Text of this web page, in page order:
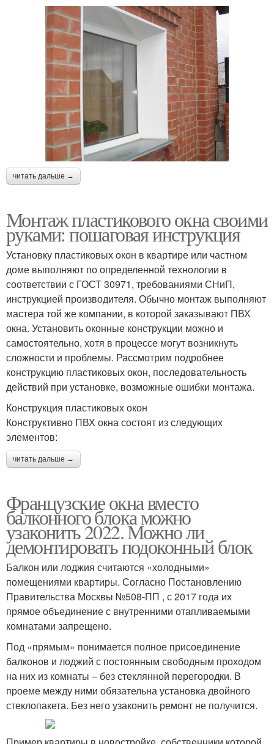
читать дальше →
Монтаж пластикового окна своими
руками: пошаговая инструкция
Установку пластиковых окон в квартире или частном
доме выполняют по определенной технологии в
соответствии с ГОСТ 30971, требованиями СНиП,
инструкцией производителя. Обычно монтаж выполняют
мастера той же компании, в которой заказывают ПВХ
окна. Установить оконные конструкции можно и
самостоятельно, хотя в процессе могут возникнуть
сложности и проблемы. Рассмотрим подробнее
конструкцию пластиковых окон, последовательность
действий при установке, возможные ошибки монтажа.
Конструкция пластиковых окон
Конструктивно ПВХ окна состоят из следующих
элементов:
читать дальше →
Французские окна вместо
балконного блока можно
узаконить 2022. Можно ли
демонтировать подоконный блок
Балкон или лоджия считаются «холодными»
помещениями квартиры. Согласно Постановлению
Правительства Москвы №508-ПП , с 2017 года их
прямое объединение с внутренними отапливаемыми
комнатами запрещено.
Под «прямым» понимается полное присоединение
балконов и лоджий с постоянным свободным проходом
на них из комнаты – без стеклянной перегородки. В
проеме между ними обязательна установка двойного
стеклопакета. Без него узаконить ремонт не получится.